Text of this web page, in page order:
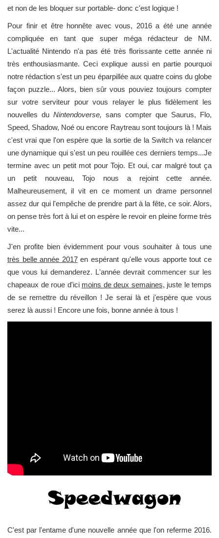
et non de les bloquer sur portable- donc c'est logique !
Pour finir et être honnête avec vous, 2016 a été une année
compliquée en tant que super méga rédacteur de NM.
L'actualité Nintendo n'a pas été très florissante cette année ni
très enthousiasmante. Ceci explique aussi en partie pourquoi
notre rédaction s'est un peu éparpillée aux quatre coins du globe
façon puzzle... Alors, bien sûr vous pouviez toujours compter
sur votre serviteur pour vous relayer le plus fidèlement les
nouvelles du Nintendoverse, sans compter que Saurus, Flo,
Speed, Shadow, Noé ou encore Raytreau sont toujours là ! Mais
c'est vrai que l'on espère que la sortie de la Switch va relancer
une dynamique qui s'est un peu rouillée ces derniers temps...Je
termine avec un petit mot pour Tojo. Et oui, car malgré tout ça
un petit nouveau, Tojo nous a rejoint cette année.
Malheureusement, il vit en ce moment un drame personnel
assez dur qui l'empêche de prendre part à la fête, ce soir. Alors,
on pense très fort à lui et on espère le revoir en pleine forme très
vite...
J'en profite bien évidemment pour vous souhaiter à tous une
très belle année 2017en espérant qu'elle vous apporte tout ce
que vous lui demanderez. L'année devrait commencer sur les
chapeaux de roue d'ici moins de deux semaines, juste le temps
de se remettre du réveillon ! Je serai là et j'espère que vous
serez là aussi ! Encore une fois, bonne année à tous !
C'est par l'entame d'une nouvelle année que l'on referme 2016.